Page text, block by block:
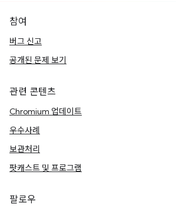
참여
버그 신고
공개된 문제 보기
관련 콘텐츠
Chromium 업데이트
우수사례
보관처리
팟캐스트 및 프로그램
팔로우